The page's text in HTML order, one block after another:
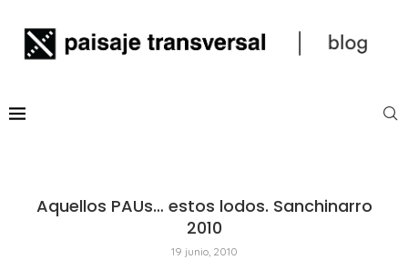
Aquellos PAUs… estos lodos. Sanchinarro
2010
19 junio, 2010